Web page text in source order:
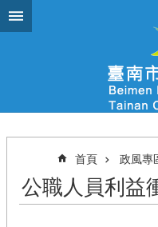
跳到主要內容區塊
首頁 政風專
公職人員利益